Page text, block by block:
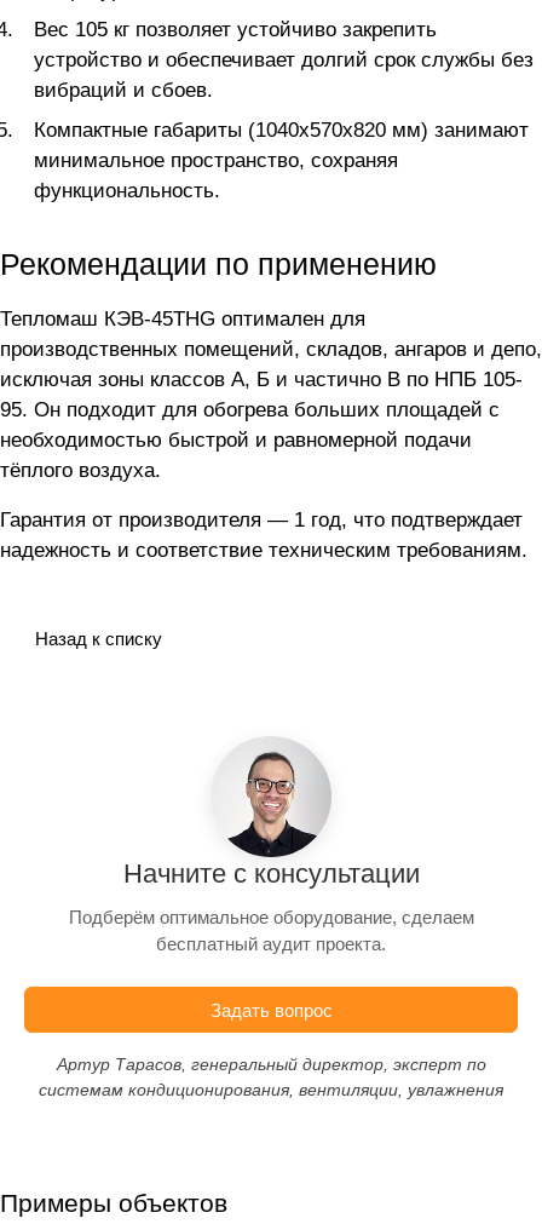
Вес 105 кг позволяет устойчиво закрепить
устройство и обеспечивает долгий срок службы без
вибраций и сбоев.
Компактные габариты (1040x570x820 мм) занимают
минимальное пространство, сохраняя
функциональность.
Рекомендации по применению
Тепломаш КЭВ-45THG оптимален для
производственных помещений, складов, ангаров и депо,
исключая зоны классов А, Б и частично В по НПБ 105-
95. Он подходит для обогрева больших площадей с
необходимостью быстрой и равномерной подачи
тёплого воздуха.
Гарантия от производителя — 1 год, что подтверждает
надежность и соответствие техническим требованиям.
Назад к списку
Начните с консультации
Подберём оптимальное оборудование, сделаем
бесплатный аудит проекта.
Задать вопрос
Артур Тарасов, генеральный директор, эксперт по
системам кондиционирования, вентиляции, увлажнения
Примеры объектов